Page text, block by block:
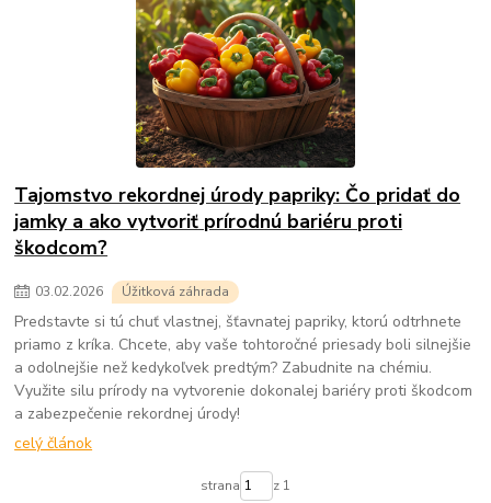
Tajomstvo rekordnej úrody papriky: Čo pridať do
jamky a ako vytvoriť prírodnú bariéru proti
škodcom?
03.02.2026 Úžitková záhrada
Predstavte si tú chuť vlastnej, šťavnatej papriky, ktorú odtrhnete
priamo z kríka. Chcete, aby vaše tohtoročné priesady boli silnejšie
a odolnejšie než kedykoľvek predtým? Zabudnite na chémiu.
Využite silu prírody na vytvorenie dokonalej bariéry proti škodcom
a zabezpečenie rekordnej úrody!
celý článok
strana z 1